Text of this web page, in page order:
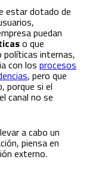
estar dotado de
puedan
o que
políticas internas,
con los procesos
, pero que
porque si el
canal no se
a cabo un
piensa en
externo.